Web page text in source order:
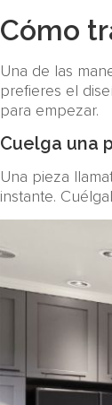
Cómo
Una de las
prefieres el
para empezar.
Cuelga una
Una pieza
instante.